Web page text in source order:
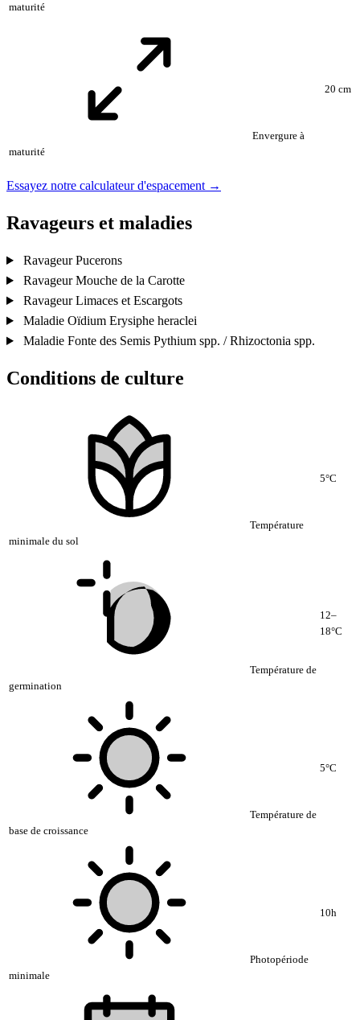
maturité
Envergure à
maturité
20 cm
Essayez notre calculateur d'espacement →
Ravageurs et maladies
RavageurPucerons
RavageurMouche de la Carotte
RavageurLimaces et Escargots
Maladie Oïdium Erysiphe heraclei
Maladie Fonte des Semis Pythium spp. / Rhizoctonia spp.
Conditions de culture
Température
minimale du sol
5°C
Température de
germination
12–
18°C
Température de
base de croissance
5°C
Photopériode
minimale
10h